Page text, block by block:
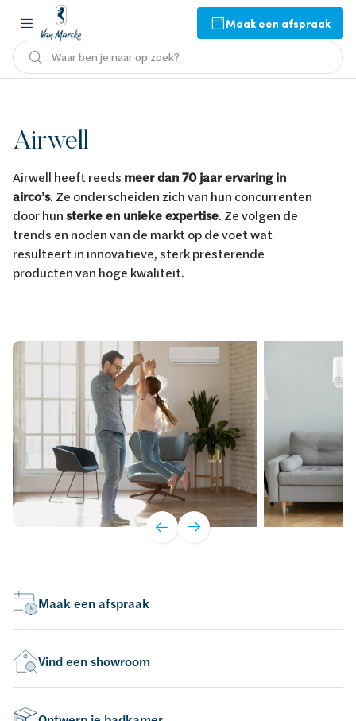
Maak een afspraak
Waar ben je naar op zoek?
Airwell
Airwell heeft reeds meer dan 70 jaar ervaring in
airco’s. Ze onderscheiden zich van hun concurrenten
door hunsterke en unieke expertise. Ze volgen de
trends en noden van de markt op de voet wat
resulteert in innovatieve, sterk presterende
producten van hoge kwaliteit.
Maak een afspraak
Vind een showroom